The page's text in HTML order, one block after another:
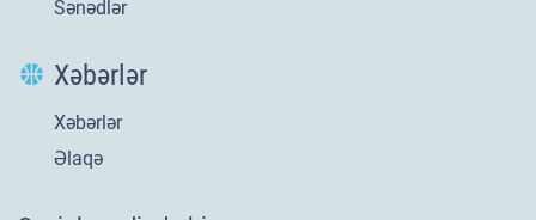
Yeni
​U-20 millimizin
Sənədlər
Xəbərlər
Xəbərlər
Əlaqə